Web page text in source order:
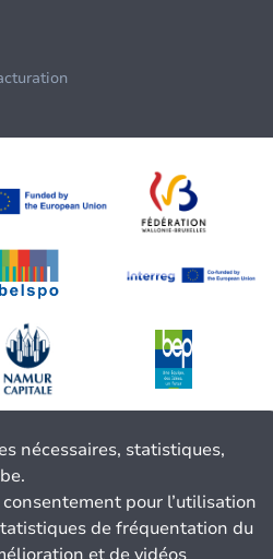
nécessaires, statistiques,
pour l’utilisation
de fréquentation du